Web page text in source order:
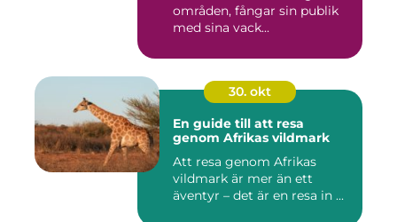
områden, fångar sin publik
med sina vack...
30. okt
En guide till att resa
genom Afrikas vildmark
Att resa genom Afrikas
vildmark är mer än ett
äventyr – det är en resa in ...